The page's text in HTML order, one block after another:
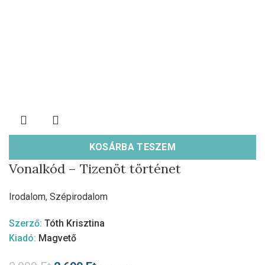
KOSÁRBA TESZEM
Vonalkód – Tizenöt történet
Irodalom, Szépirodalom
Szerző: Tóth Krisztina
Kiadó: Magvető